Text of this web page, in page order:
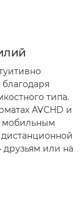
типа.
AVCHD и
мобильным
или на